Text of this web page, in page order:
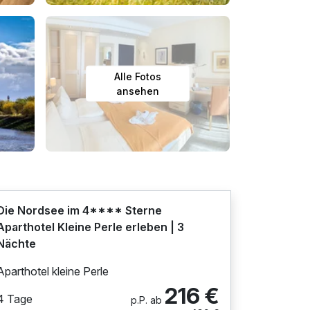
Alle Fotos
ansehen
Nordsee im 4**** Sterne
Kleine Perle erleben | 3
kleine Perle
Tage
p.P. ab 216 €